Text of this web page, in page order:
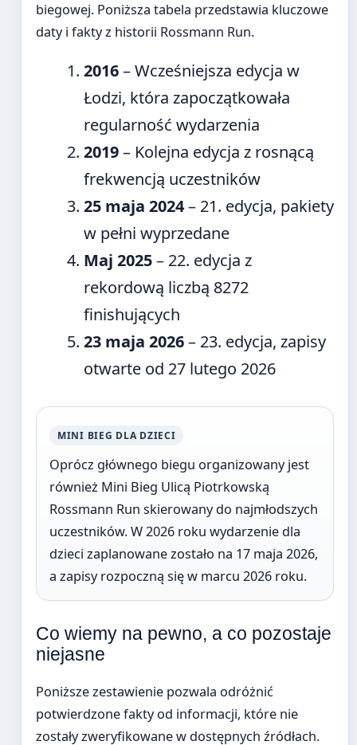
biegowej. Poniższa tabela przedstawia kluczowe
daty i fakty z historii Rossmann Run.
2016– Wcześniejsza edycja w
Łodzi, która zapoczątkowała
regularność wydarzenia
2019– Kolejna edycja z rosnącą
frekwencją uczestników
25 maja 2024– 21. edycja, pakiety
w pełni wyprzedane
Maj 2025– 22. edycja z
rekordową liczbą 8272
finishujących
23 maja 2026– 23. edycja, zapisy
otwarte od 27 lutego 2026
MINI BIEG DLA DZIECI
Oprócz głównego biegu organizowany jest
również Mini Bieg Ulicą Piotrkowską
Rossmann Run skierowany do najmłodszych
uczestników. W 2026 roku wydarzenie dla
dzieci zaplanowane zostało na 17 maja 2026,
a zapisy rozpoczną się w marcu 2026 roku.
Co wiemy na pewno, a co pozostaje
niejasne
Poniższe zestawienie pozwala odróżnić
potwierdzone fakty od informacji, które nie
zostały zweryfikowane w dostępnych źródłach.